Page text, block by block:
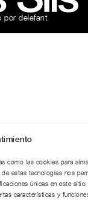
como las cookies para
estas tecnologías nos
únicas en este
características y
por delefant